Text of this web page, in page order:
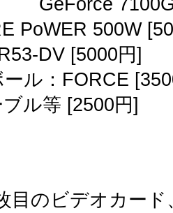
PoWER 500W
DV [5000円]
ール：FORCE
ブル等 [2500円]
目のビデオカー